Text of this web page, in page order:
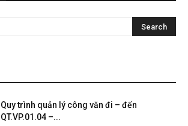
Quy trình quản lý công văn đi – đến
QT.VP.01.04 –...